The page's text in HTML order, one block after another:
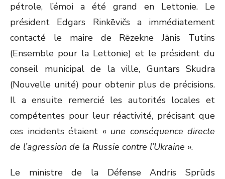
pétrole, l’émoi a été grand en Lettonie. Le
président Edgars Rinkēvičs a immédiatement
contacté le maire de Rēzekne Jānis Tutins
(Ensemble pour la Lettonie) et le président du
conseil municipal de la ville, Guntars Skudra
(Nouvelle unité) pour obtenir plus de précisions.
Il a ensuite remercié les autorités locales et
compétentes pour leur réactivité, précisant que
ces incidents étaient « une conséquence directe
de l’agression de la Russie contre l’Ukraine ».
Le ministre de la Défense Andris Sprūds